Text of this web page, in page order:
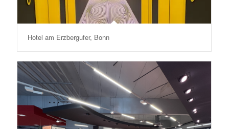
Hotel am Erzbergufer, Bonn